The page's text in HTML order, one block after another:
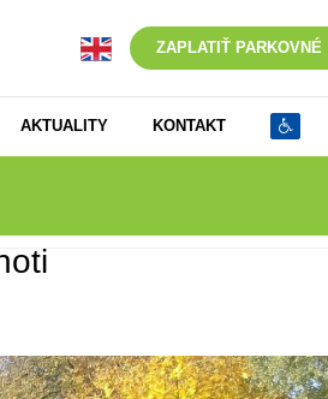
ZAPLATIŤ PARKOVNÉ
AKTUALITY KONTAKT